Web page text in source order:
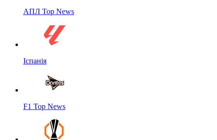
АПЛ Top News
Іспанія
F1 Top News